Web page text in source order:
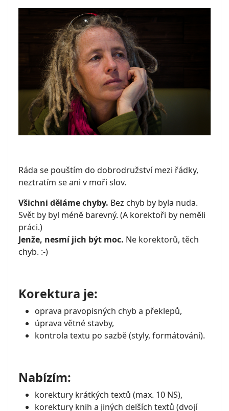
Ráda se pouštím do dobrodružství mezi řádky,
neztratím se ani v moři slov.
Všichni děláme chyby. Bez chyb by byla nuda.
Svět by byl méně barevný. (A korektoři by neměli
práci.)
Jenže, nesmí jich být moc. Ne korektorů, těch
chyb. :-)
Korektura je:
oprava pravopisných chyb a překlepů,
úprava větné stavby,
kontrola textu po sazbě (styly, formátování).
Nabízím:
korektury krátkých textů (max. 10 NS),
korektury knih a jiných delších textů (dvojí